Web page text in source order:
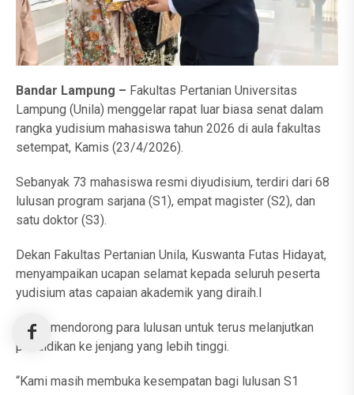
Bandar Lampung – Fakultas Pertanian Universitas
Lampung (Unila) menggelar rapat luar biasa senat dalam
rangka yudisium mahasiswa tahun 2026 di aula fakultas
setempat, Kamis (23/4/2026).
Sebanyak 73 mahasiswa resmi diyudisium, terdiri dari 68
lulusan program sarjana (S1), empat magister (S2), dan
satu doktor (S3).
Dekan Fakultas Pertanian Unila, Kuswanta Futas Hidayat,
menyampaikan ucapan selamat kepada seluruh peserta
yudisium atas capaian akademik yang diraih.I
a juga mendorong para lulusan untuk terus melanjutkan
pendidikan ke jenjang yang lebih tinggi.
“Kami masih membuka kesempatan bagi lulusan S1